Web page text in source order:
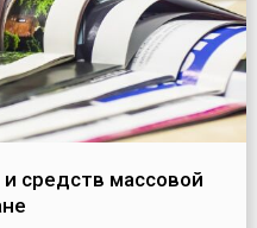
средств массовой